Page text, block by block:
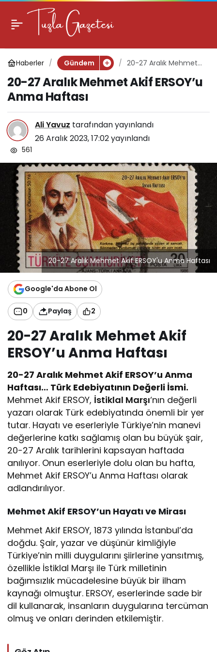
Haberler Gündem
20-27 Aralık Mehmet
Haftası
20-27 Aralık Mehmet Akif ERSOY’u
Anma Haftası
Ali Yavuz tarafından yayınlandı
26 Aralık 2023, 17:02yayınlandı
561
20-27 Aralık Mehmet Akif ERSOY'u Anma Haftası
Google'da Abone Ol
0 Paylaş 2
20-27 Aralık Mehmet Akif
ERSOY’u Anma Haftası
20-27 Aralık Mehmet Akif ERSOY’u Anma
Haftası… Türk Edebiyatının Değerli İsmi.
Mehmet Akif ERSOY, İstiklal Marşı‘nın değerli
yazarı olarak Türk edebiyatında önemli bir yer
tutar. Hayatı ve eserleriyle Türkiye’nin manevi
değerlerine katkı sağlamış olan bu büyük şair,
20-27 Aralık tarihlerini kapsayan haftada
anılıyor. Onun eserleriyle dolu olan bu hafta,
Mehmet Akif ERSOY’u Anma Haftası olarak
adlandırılıyor.
Mehmet Akif ERSOY’un Hayatı ve Mirası
Mehmet Akif ERSOY, 1873 yılında İstanbul’da
doğdu. Şair, yazar ve düşünür kimliğiyle
Türkiye’nin milli duygularını şiirlerine yansıtmış,
özellikle İstiklal Marşı ile Türk milletinin
bağımsızlık mücadelesine büyük bir ilham
kaynağı olmuştur. ERSOY, eserlerinde sade bir
dil kullanarak, insanların duygularına tercüman
olmuş ve onları derinden etkilemiştir.
20-27 Aralık Mehmet
Akif ERSOY’u Anma
Haftası